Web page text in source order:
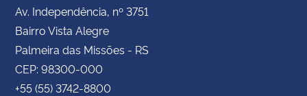
Av. Independência, nº 3751
Bairro Vista Alegre
Palmeira das Missões - RS
CEP: 98300-000
+55 (55) 3742-8800